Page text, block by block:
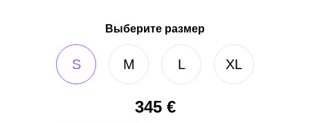
Выберите размер
S M L XL
345€